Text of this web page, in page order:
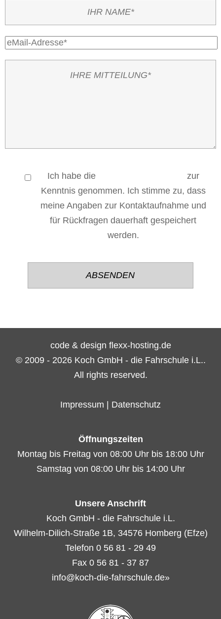
Ich habe die
zur
Kenntnis genommen. Ich stimme zu, dass
meine Angaben zur Kontaktaufnahme und
für Rückfragen dauerhaft gespeichert
werden.
code & design flexx-hosting.de
© 2009 - 2026 Koch GmbH - die Fahrschule i.L..
All rights reserved.
Impressum Datenschutz
Öffnungszeiten
Montag bis Freitag von 08:00 Uhr bis 18:00 Uhr
Samstag von 08:00 Uhr bis 14:00 Uhr
Unsere Anschrift
Koch GmbH - die Fahrschule i.L.
Wilhelm-Dilich-Straße 1B, 34576 Homberg (Efze)
Telefon 0 56 81 - 29 49
Fax 0 56 81 - 37 87
info@koch-die-fahrschule.de»